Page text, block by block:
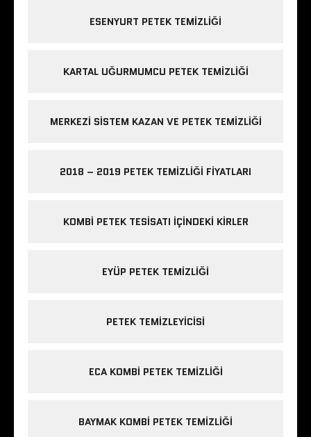
ESENYURT PETEK TEMIZLIĞI
KARTAL UĞURMUMCU PETEK TEMIZLIĞI
MERKEZI SISTEM KAZAN VE PETEK TEMIZLIĞI
2018 – 2019 PETEK TEMIZLIĞI FIYATLARI
KOMBI PETEK TESISATI IÇINDEKI KIRLER
EYÜP PETEK TEMIZLIĞI
PETEK TEMIZLEYICISI
ECA KOMBI PETEK TEMIZLIĞI
BAYMAK KOMBI PETEK TEMIZLIĞI